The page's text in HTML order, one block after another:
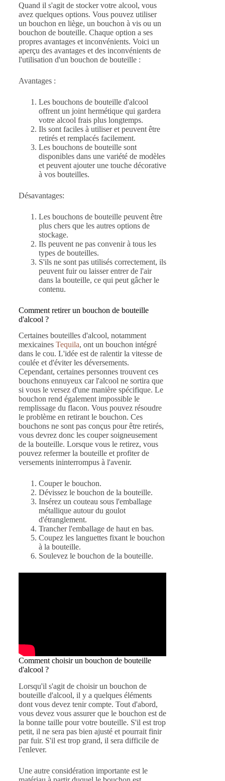
Quand il s'agit de stocker votre alcool, vous
avez quelques options. Vous pouvez utiliser
un bouchon en liège, un bouchon à vis ou un
bouchon de bouteille. Chaque option a ses
propres avantages et inconvénients. Voici un
aperçu des avantages et des inconvénients de
l'utilisation d'un bouchon de bouteille :
Avantages :
Les bouchons de bouteille d'alcool
offrent un joint hermétique qui gardera
votre alcool frais plus longtemps.
Ils sont faciles à utiliser et peuvent être
retirés et remplacés facilement.
Les bouchons de bouteille sont
disponibles dans une variété de modèles
et peuvent ajouter une touche décorative
à vos bouteilles.
Désavantages:
Les bouchons de bouteille peuvent être
plus chers que les autres options de
stockage.
Ils peuvent ne pas convenir à tous les
types de bouteilles.
S'ils ne sont pas utilisés correctement, ils
peuvent fuir ou laisser entrer de l'air
dans la bouteille, ce qui peut gâcher le
contenu.
Comment retirer un bouchon de bouteille
d'alcool ?
Certaines bouteilles d'alcool, notamment
mexicaines Tequila, ont un bouchon intégré
dans le cou. L'idée est de ralentir la vitesse de
coulée et d'éviter les déversements.
Cependant, certaines personnes trouvent ces
bouchons ennuyeux car l'alcool ne sortira que
si vous le versez d'une manière spécifique. Le
bouchon rend également impossible le
remplissage du flacon. Vous pouvez résoudre
le problème en retirant le bouchon. Ces
bouchons ne sont pas conçus pour être retirés,
vous devrez donc les couper soigneusement
de la bouteille. Lorsque vous le retirez, vous
pouvez refermer la bouteille et profiter de
versements ininterrompus à l'avenir.
Couper le bouchon.
Dévissez le bouchon de la bouteille.
Insérez un couteau sous l'emballage
métallique autour du goulot
d'étranglement.
Trancher l'emballage de haut en bas.
Coupez les languettes fixant le bouchon
à la bouteille.
Soulevez le bouchon de la bouteille.
Comment choisir un bouchon de bouteille
d'alcool ?
Lorsqu'il s'agit de choisir un bouchon de
bouteille d'alcool, il y a quelques éléments
dont vous devez tenir compte. Tout d'abord,
vous devez vous assurer que le bouchon est de
la bonne taille pour votre bouteille. S'il est trop
petit, il ne sera pas bien ajusté et pourrait finir
par fuir. S'il est trop grand, il sera difficile de
l'enlever.
Une autre considération importante est le